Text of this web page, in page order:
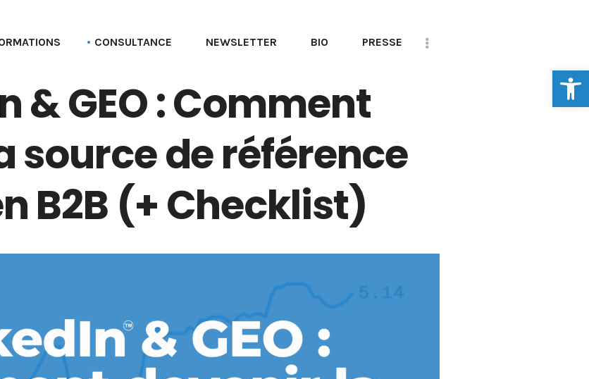
Ouvrir
aux pages Linkedin (entreprise)
LinkedIn Sales Navigator
Recruter via LinkedIn
Employer branding
CONSULTANCE NEWSLETTER BIO PRESSE
& GEO : Comment
source de référence
B2B (+ Checklist)